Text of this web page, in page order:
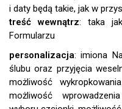
i daty będą takie, jak w
treść wewnątrz: taka
Formularzu
personalizacja: